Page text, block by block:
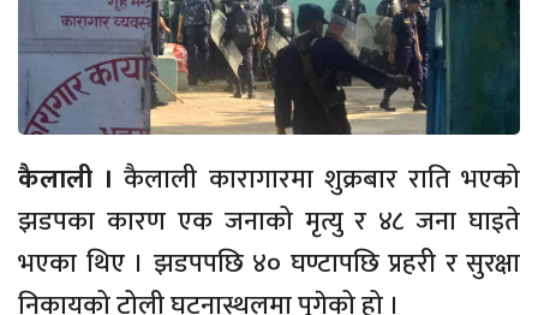
कैलाली ।कैलाली कारागारमा शुक्रबार राति भएको
झडपका कारण एक जनाको मृत्यु र ४८ जना घाइते
भएका थिए । झडपपछि ४० घण्टापछि प्रहरी र सुरक्षा
निकायको टोली घटनास्थलमा पुगेको हो ।